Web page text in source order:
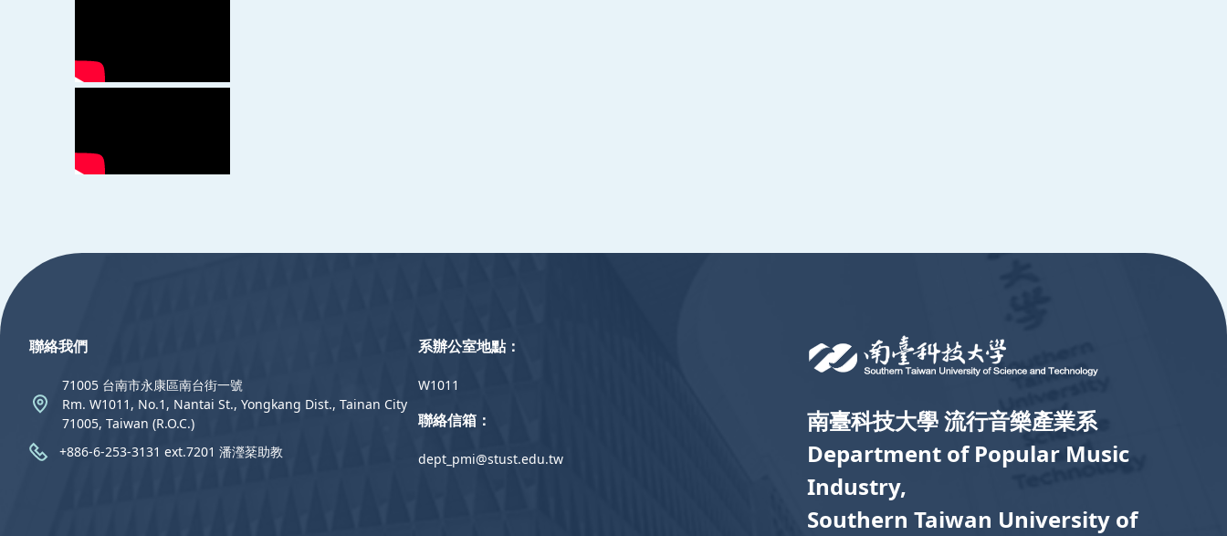
南臺科技大學 流行音樂產業系
Department of Popular Music
Industry,
Southern Taiwan University of
聯絡我們
71005 台南市永康區南台街一號
Rm. W1011, No.1, Nantai St., Yongkang Dist., Tainan City
71005, Taiwan (R.O.C.)
+886-6-253-3131 ext.7201 潘瀅棻助教
系辦公室地點：
W1011
聯絡信箱：
dept_pmi@stust.edu.tw